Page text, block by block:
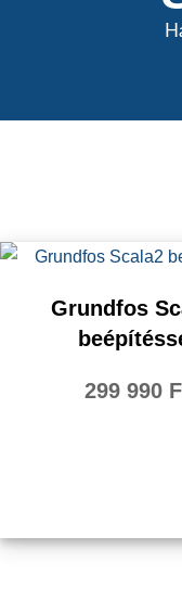
Grundfos
299 990